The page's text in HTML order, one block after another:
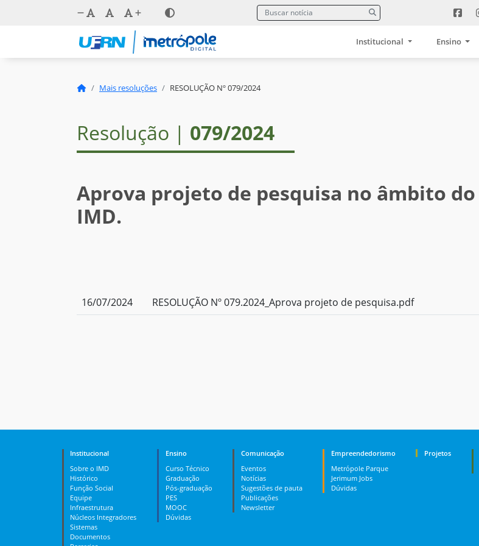
Institucional Ensino
Mais resoluções RESOLUÇÃO Nº 079/2024
Resolução | 079/2024
Aprova projeto de pesquisa no âmbito do
IMD.
16/07/2024 RESOLUÇÃO Nº 079.2024_Aprova projeto de pesquisa.pdf
Institucional
Sobre o IMD
Histórico
Função Social
Equipe
Infraestrutura
Núcleos Integradores
Sistemas
Documentos
Ensino
Curso Técnico
Graduação
Pós-graduação
PES
MOOC
Dúvidas
Comunicação
Eventos
Notícias
Sugestões de pauta
Publicações
Newsletter
Empreendedorismo
Metrópole Parque
Jerimum Jobs
Dúvidas
Projetos